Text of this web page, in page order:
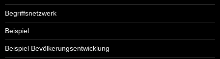
Begriffsnetzwerk
Beispiel
Beispiel Bevölkerungsentwicklung